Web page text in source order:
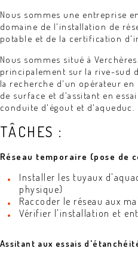
Nous sommes une entreprise
domaine de l'installation de
potable et de la certification
Nous sommes situé à
principalement sur la rive-sud
la recherche d'un opérateur
de surface et d'assitant en
conduite d'égout et d'aqueduc.
TÂCHES :
Réseau temporaire (pose de
Installer les tuyaux
physique)
Raccoder le réseau aux
Vérifier l'installation et
Assitant aux essais